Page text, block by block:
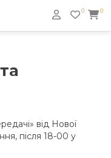
0
0
від Нової
після 18-00 у